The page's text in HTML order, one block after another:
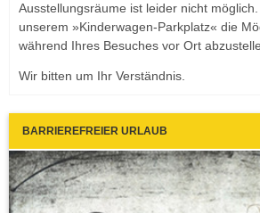
Ausstellungsräume ist leider nicht
unserem »Kinderwagen-Parkplatz« die
während Ihres Besuches vor Ort
Wir bitten um Ihr Verständnis.
BARRIEREFREIER URLAUB